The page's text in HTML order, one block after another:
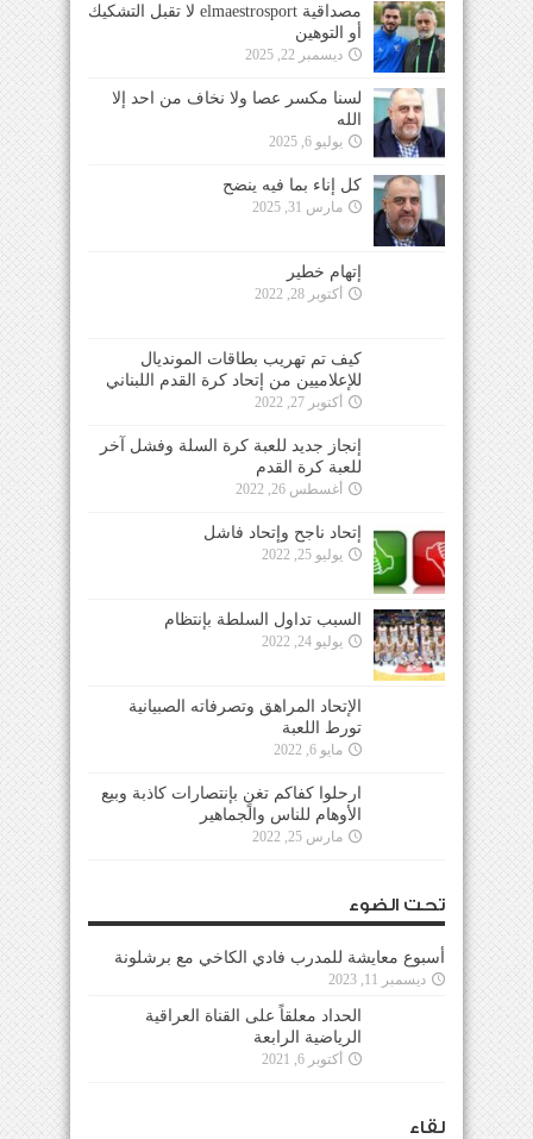
مصداقية elmaestrosport لا تقبل التشكيك
أو التوهين
ديسمبر 22, 2025
لسنا مكسر عصا ولا نخاف من احد إلا
الله
يوليو 6, 2025
كل إناء بما فيه ينضح
مارس 31, 2025
إتهام خطير
أكتوبر 28, 2022
كيف تم تهريب بطاقات المونديال
للإعلاميين من إتحاد كرة القدم اللبناني
أكتوبر 27, 2022
إنجاز جديد للعبة كرة السلة وفشل آخر
للعبة كرة القدم
أغسطس 26, 2022
إتحاد ناجح وإتحاد فاشل
يوليو 25, 2022
السبب تداول السلطة بإنتظام
يوليو 24, 2022
الإتحاد المراهق وتصرفاته الصبيانية
تورط اللعبة
مايو 6, 2022
ارحلوا كفاكم تغنٍ بإنتصارات كاذبة وبيع
الأوهام للناس والجماهير
مارس 25, 2022
تحت الضوء
أسبوع معايشة للمدرب فادي الكاخي مع برشلونة
ديسمبر 11, 2023
الحداد معلقاً على القناة العراقية
الرياضية الرابعة
أكتوبر 6, 2021
لقاء